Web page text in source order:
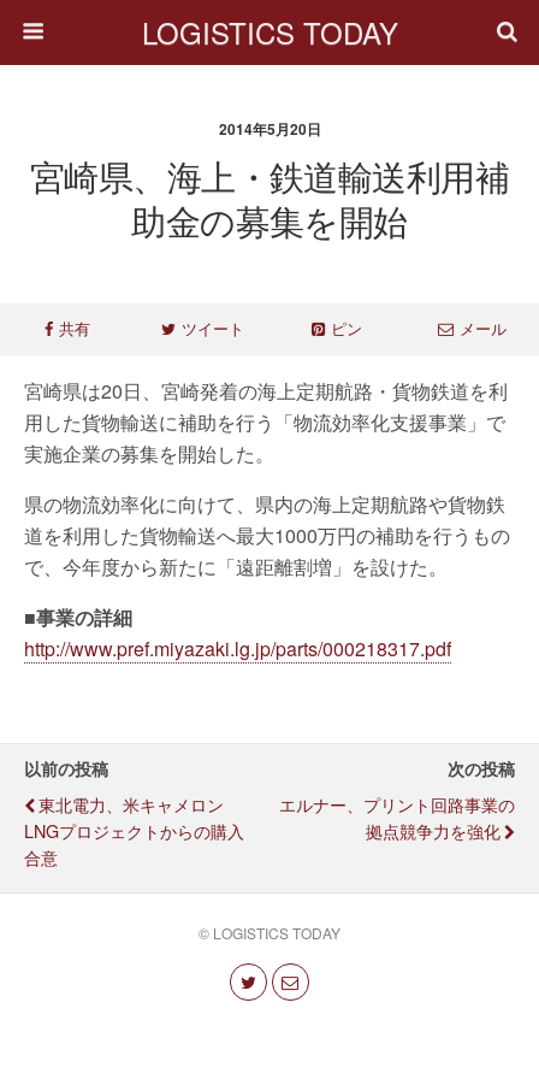
LOGISTICS TODAY
2014年5月20日
宮崎県、海上・鉄道輸送利用補
助金の募集を開始
共有 ツイート ピン メール
宮崎県は20日、宮崎発着の海上定期航路・貨物鉄道を利
用した貨物輸送に補助を行う「物流効率化支援事業」で
実施企業の募集を開始した。
県の物流効率化に向けて、県内の海上定期航路や貨物鉄
道を利用した貨物輸送へ最大1000万円の補助を行うもの
で、今年度から新たに「遠距離割増」を設けた。
■事業の詳細
http://www.pref.miyazaki.lg.jp/parts/000218317.pdf
以前の投稿
東北電力、米キャメロン
LNGプロジェクトからの購入
合意
次の投稿
エルナー、プリント回路事業の
拠点競争力を強化
© LOGISTICS TODAY